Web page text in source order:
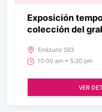
Exposición
colección del
Errázuriz 563
10:00 am - 5:30 pm
VER